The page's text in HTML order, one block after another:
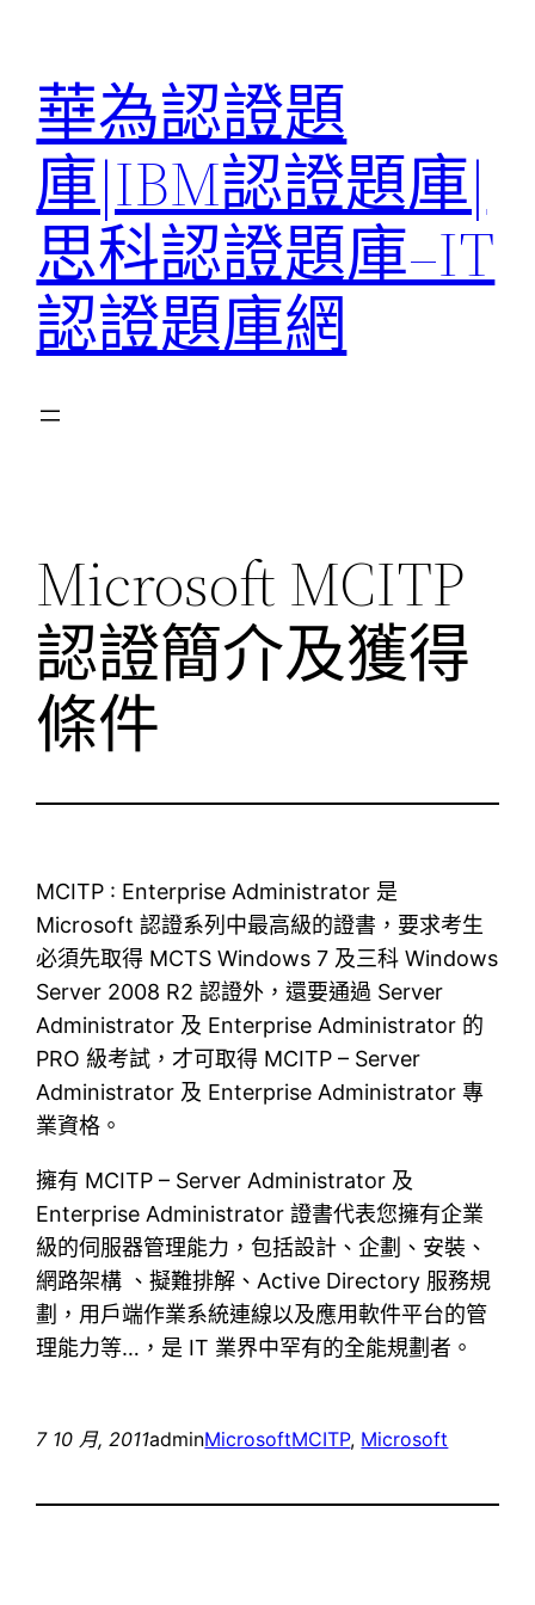
華為認證題
庫|IBM認證題庫|
思科認證題庫–IT
認證題庫網
Microsoft MCITP
認證簡介及獲得
條件
MCITP : Enterprise Administrator 是
Microsoft 認證系列中最高級的證書，要求考生
必須先取得 MCTS Windows 7 及三科 Windows
Server 2008 R2 認證外，還要通過 Server
Administrator 及 Enterprise Administrator 的
PRO 級考試，才可取得 MCITP – Server
Administrator 及 Enterprise Administrator 專
業資格。
擁有 MCITP – Server Administrator 及
Enterprise Administrator 證書代表您擁有企業
級的伺服器管理能力，包括設計、企劃、安裝、
網路架構 、擬難排解、Active Directory 服務規
劃，用戶端作業系統連線以及應用軟件平台的管
理能力等…，是 IT 業界中罕有的全能規劃者。
7 10 月, 2011adminMicrosoftMCITP, Microsoft